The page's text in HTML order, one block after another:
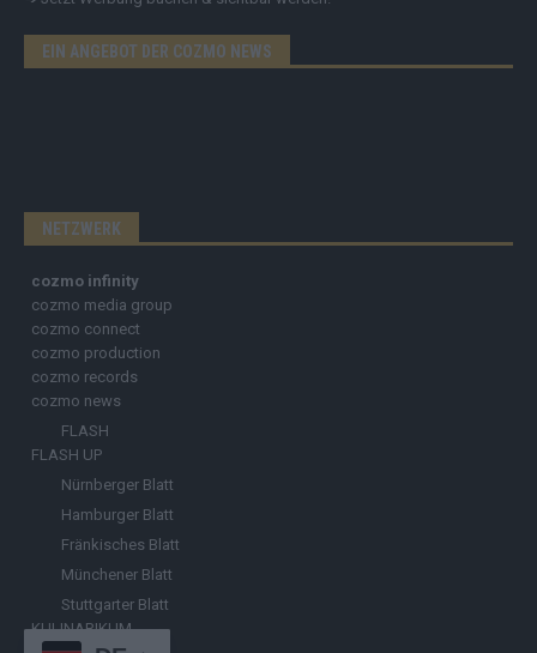
EIN ANGEBOT DER COZMO NEWS
NETZWERK
cozmo infinity
cozmo media group
cozmo connect
cozmo production
cozmo records
cozmo news
FLASH
FLASH UP
Nürnberger Blatt
Hamburger Blatt
Fränkisches Blatt
Münchener Blatt
Stuttgarter Blatt
KULINARIKUM.